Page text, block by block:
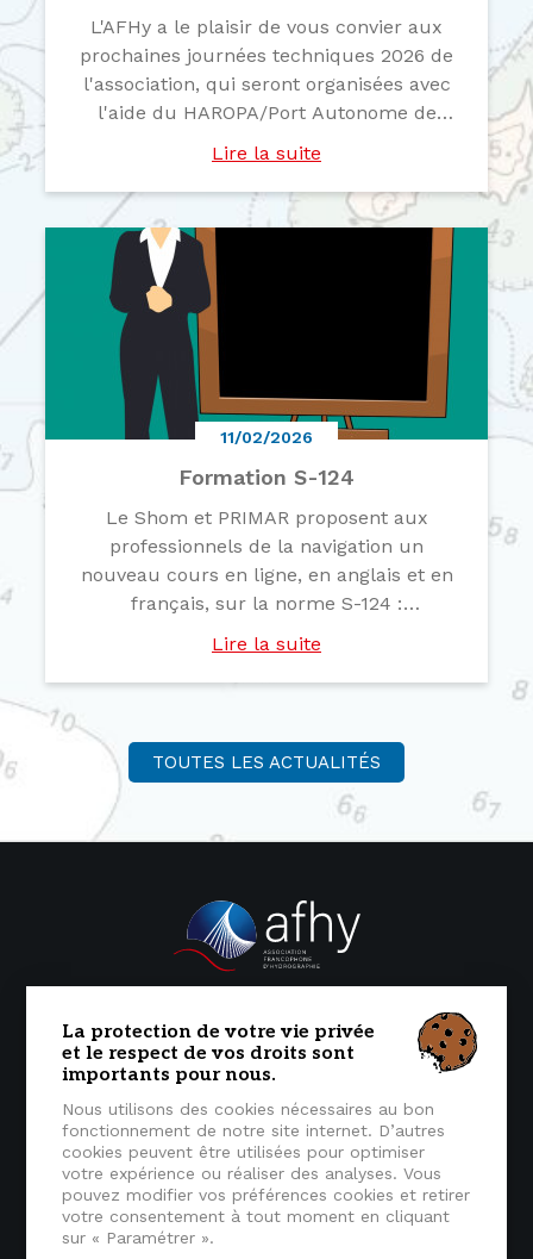
L'AFHy a le plaisir de vous convier aux
prochaines journées techniques 2026 de
l'association, qui seront organisées avec
l'aide du HAROPA/Port Autonome de
septembre midi au mercredi 30
septembre 2026 dans les locaux de
l’Union Portuaire Rouennaise - 66, ...
Lire la suite
11/02/2026
Formation S-124
Le Shom et PRIMAR proposent aux
professionnels de la navigation un
nouveau cours en ligne, en anglais et en
français, sur la norme S-124 :
Avertissements de navigation, accessible
gratuitement via le portail de formation
PRIMAR : inscription
Lire la suite
TOUTES LES ACTUALITÉS
L'association Formations
Actualités
Liens utiles
Contactez-nous
Espace adhérents
AFHy, Association Francophone d'Hydrographie
La protection de votre vie privée
et le respect de vos droits sont
importants pour nous.
Nous utilisons des cookies nécessaires au bon
fonctionnement de notre site internet. D’autres
cookies peuvent être utilisées pour optimiser
votre expérience ou réaliser des analyses. Vous
pouvez modifier vos préférences cookies et retirer
votre consentement à tout moment en cliquant
sur « Paramétrer ».